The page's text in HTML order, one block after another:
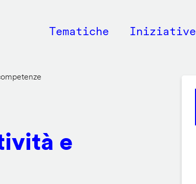
Main
Tematiche Iniziative
e